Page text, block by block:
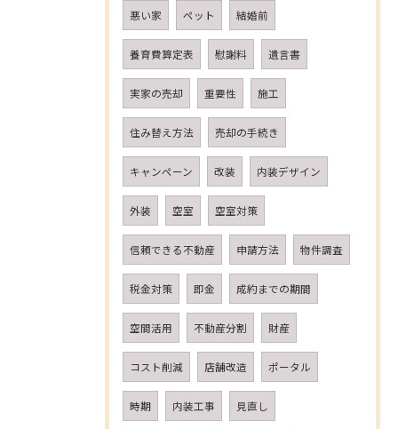
悪い家 ペット 結婚前
養育費算定表 慰謝料 遺言書
実家の売却 重要性 施工
住み替え方法 売却の手続き
キャンペーン 改装 内装デザイン
外装 空室 空室対策
信頼できる不動産 申請方法 物件調査
税金対策 即金 成約までの期間
空間活用 不動産分割 財産
コスト削減 店舗改造 ポータル
時期 内装工事 見直し